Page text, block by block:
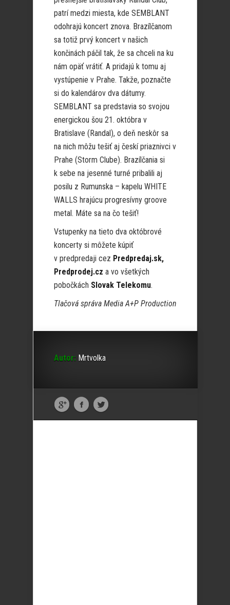
patrí medzi miesta, kde SEMBLANT
odohrajú koncert znova. Brazílčanom
sa totiž prvý koncert v našich
končinách páčil tak, že sa chceli na ku
nám opäť vrátiť. A pridajú k tomu aj
vystúpenie v Prahe. Takže, poznačte
si do kalendárov dva dátumy.
SEMBLANT sa predstavia so svojou
energickou šou 21. októbra v
Bratislave (Randal), o deň neskôr sa
na nich môžu tešiť aj českí priaznivci v
Prahe (Storm Clube). Brazílčania si
k sebe na jesenné turné pribalili aj
posilu z Rumunska – kapelu WHITE
WALLS hrajúcu progresívny groove
metal. Máte sa na čo tešiť!
Vstupenky na tieto dva októbrové
koncerty si môžete kúpiť
v predpredaji cez Predpredaj.sk,
Predprodej.cz a vo všetkých
pobočkách Slovak Telekomu.
Tlačová správa Media A+P Production
Autor: Mrtvolka